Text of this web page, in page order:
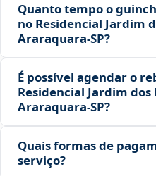
Quanto tempo o
no Residencial Jardim
Araraquara‑SP?
É possível agendar o
Residencial Jardim
Araraquara‑SP?
Quais formas de
serviço?